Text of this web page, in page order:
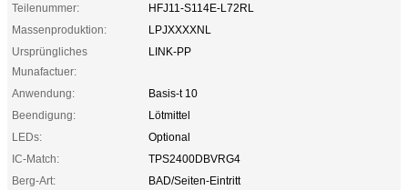
Teilenummer:
HFJ11-S114E-L72RL
Massenproduktion:
LPJXXXXNL
Ursprüngliches
Munafactuer:
LINK-PP
Anwendung:
Basis-t 10
Beendigung:
Lötmittel
LEDs:
Optional
IC-Match:
TPS2400DBVRG4
Berg-Art:
BAD/Seiten-Eintritt